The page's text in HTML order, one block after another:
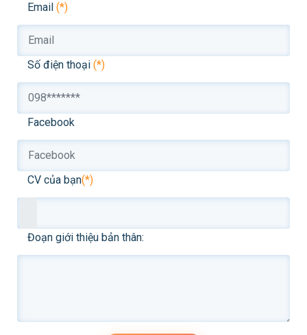
Email (*)
Số điện thoại (*)
Facebook
CV của bạn(*)
Đoạn giới thiệu bản thân: